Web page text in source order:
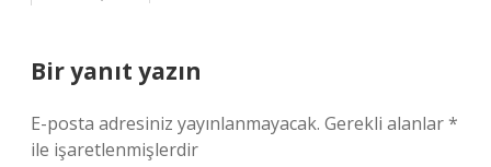
Bir yanıt yazın
E-posta adresiniz yayınlanmayacak. Gerekli alanlar*
ile işaretlenmişlerdir